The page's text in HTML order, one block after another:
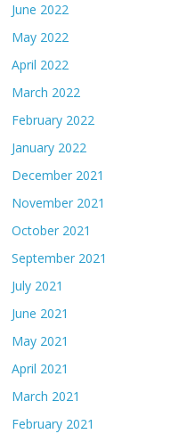
June 2022
May 2022
April 2022
March 2022
February 2022
January 2022
December 2021
November 2021
October 2021
September 2021
July 2021
June 2021
May 2021
April 2021
March 2021
February 2021